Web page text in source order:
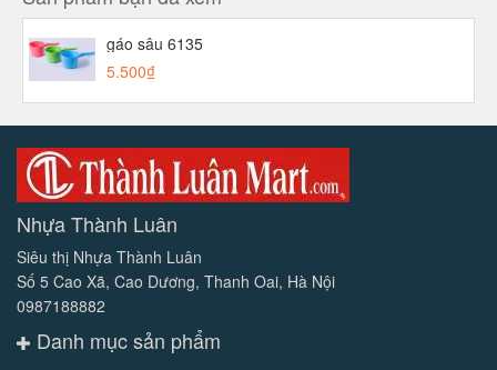
gáo sâu 6135
5.500₫
Nhựa Thành Luân
Siêu thị Nhựa Thành Luân
Số 5 Cao Xã, Cao Dương, Thanh Oai, Hà Nội
0987188882
Danh mục sản phẩm